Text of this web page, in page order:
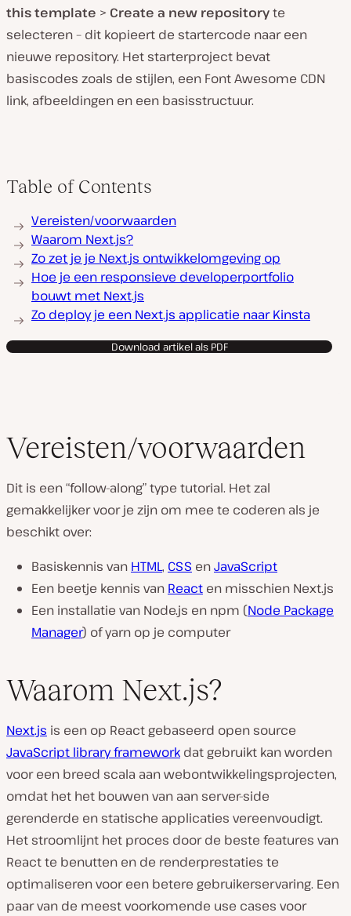
this template > Create a new repositoryte
selecteren – dit kopieert de startercode naar een
nieuwe repository. Het starterproject bevat
basiscodes zoals de stijlen, een Font Awesome CDN
link, afbeeldingen en een basisstructuur.
Table of Contents
Vereisten/voorwaarden
Waarom Next.js?
Zo zet je je Next.js ontwikkelomgeving op
Hoe je een responsieve developerportfolio
bouwt met Next.js
Zo deploy je een Next.js applicatie naar Kinsta
Download artikel als PDF
Vereisten/voorwaarden
Dit is een “follow-along” type tutorial. Het zal
gemakkelijker voor je zijn om mee te coderen als je
beschikt over:
Basiskennis van HTML, CSS enJavaScript
Een beetje kennis van React en misschien Next.js
Een installatie van Node.js en npm (Node Package
Manager) of yarn op je computer
Waarom Next.js?
Next.js is een op React gebaseerd open source
JavaScript library framework dat gebruikt kan worden
voor een breed scala aan webontwikkelingsprojecten,
omdat het het bouwen van aan server-side
gerenderde en statische applicaties vereenvoudigt.
Het stroomlijnt het proces door de beste features van
React te benutten en de renderprestaties te
optimaliseren voor een betere gebruikerservaring. Een
paar van de meest voorkomende use cases voor